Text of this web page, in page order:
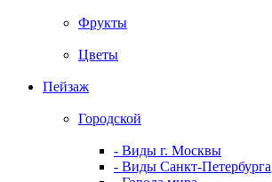
Фрукты
Цветы
Пейзаж
Городской
- Виды г. Москвы
- Виды Санкт-Петербурга